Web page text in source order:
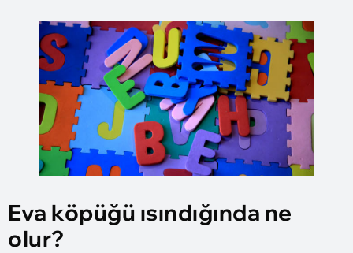
Eva köpüğü ısındığında ne
olur?